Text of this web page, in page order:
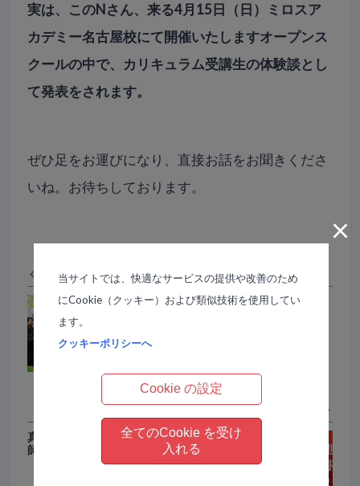
実は、このNさん、来る4月15日（日）ミロスア
カデミー名古屋校にて開催いたしますオープンス
クールの中で、カリキュラム受講生の体験談とし
て発表をされます。
ぜひ足をお運びになり、直接お話をお聞きくださ
いね。お待ちしております。
Previous 同じカテゴリーの前の記事
新しいステージへのLifeコースが開催
Next 同じカテゴリーの次の記事
真の意識進化を求めて～柳沢かおり講
師メッセージ映像～
×
当サイトでは、快適なサービスの提供や改善のため
にCookie（クッキー）および類似技術を使用してい
ます。
クッキーポリシーへ
Cookie の設定
全てのCookie を受け
入れる